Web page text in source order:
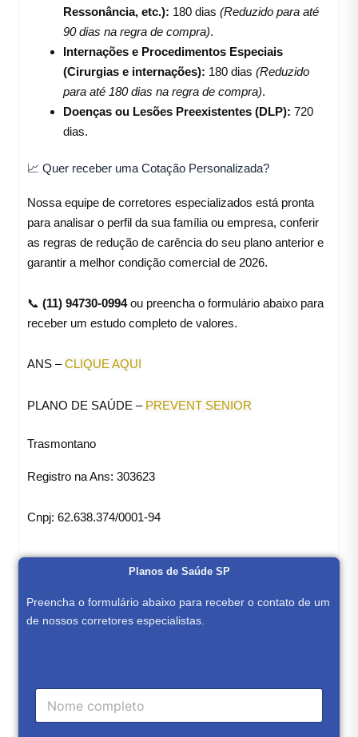
Ressonância, etc.): 180 dias (Reduzido para até
90 dias na regra de compra).
Internações e Procedimentos Especiais
(Cirurgias e internações): 180 dias (Reduzido
para até 180 dias na regra de compra).
Doenças ou Lesões Preexistentes (DLP): 720
dias.
📈 Quer receber uma Cotação Personalizada?
Nossa equipe de corretores especializados está pronta
para analisar o perfil da sua família ou empresa, conferir
as regras de redução de carência do seu plano anterior e
garantir a melhor condição comercial de 2026.
📞 (11) 94730-0994ou preencha o formulário abaixo para
receber um estudo completo de valores.
ANS –CLIQUE AQUI
PLANO DE SAÚDE – PREVENT SENIOR
Trasmontano
Registro na Ans: 303623
Cnpj: 62.638.374/0001-94
Planos de Saúde SP
Preencha o formulário abaixo para receber o contato de um
de nossos corretores especialistas.
C
m